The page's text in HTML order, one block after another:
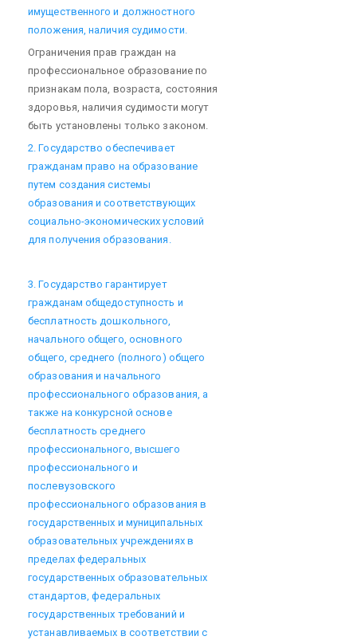
имущественного и должностного
положения, наличия судимости.
Ограничения прав граждан на
профессиональное образование по
признакам пола, возраста, состояния
здоровья, наличия судимости могут
быть установлены только законом.
2. Государство обеспечивает
гражданам право на образование
путем создания системы
образования и соответствующих
социально-экономических условий
для получения образования.
3. Государство гарантирует
гражданам общедоступность и
бесплатность дошкольного,
начального общего, основного
общего, среднего (полного) общего
образования и начального
профессионального образования, а
также на конкурсной основе
бесплатность среднего
профессионального, высшего
профессионального и
послевузовского
профессионального образования в
государственных и муниципальных
образовательных учреждениях в
пределах федеральных
государственных образовательных
стандартов, федеральных
государственных требований и
устанавливаемых в соответствии с